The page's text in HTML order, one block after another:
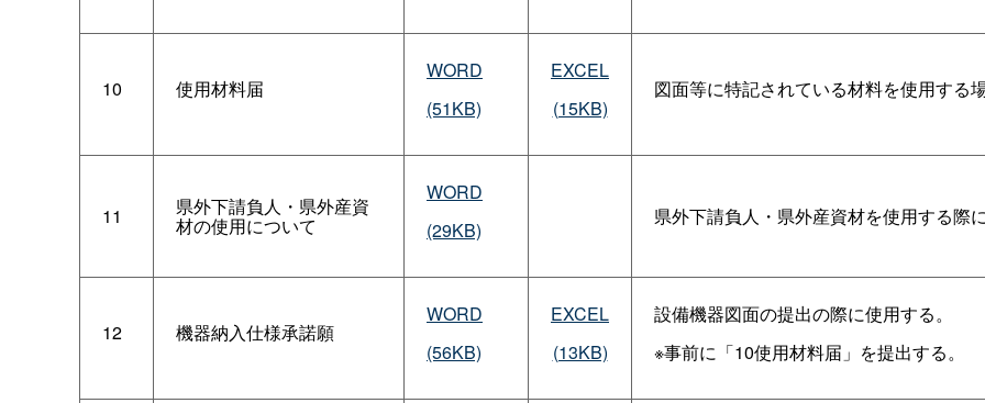
10 使用材料届
WORD
(51KB)
EXCEL
(15KB)
図面等に特記されている材料を使用する
11 県外下請負人・県外産資
材の使用について
WORD
(29KB)
県外下請負人・県外産資材を使用する際
12 機器納入仕様承諾願
WORD
(56KB)
EXCEL
(13KB)
設備機器図面の提出の際に使用する。
※事前に「10使用材料届」を提出する。